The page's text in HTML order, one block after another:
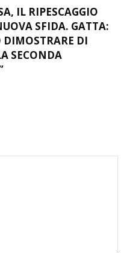
IL RIPESCAGGIO
SFIDA. GATTA:
DI
SECONDA